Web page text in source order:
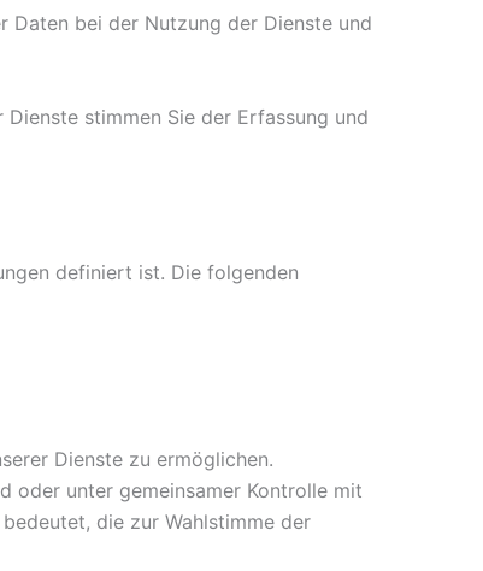
Daten bei der Nutzung der Dienste und
stimmen Sie der Erfassung und
definiert ist. Die folgenden
Dienste zu ermöglichen.
oder unter gemeinsamer Kontrolle mit
die zur Wahlstimme der